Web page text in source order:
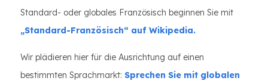
Standard- oder globales Französisch beginnen Sie mit
„Standard-Französisch“ auf Wikipedia.
Wir plädieren hier für die Ausrichtung auf einen
bestimmten Sprachmarkt: Sprechen Sie mit globalen